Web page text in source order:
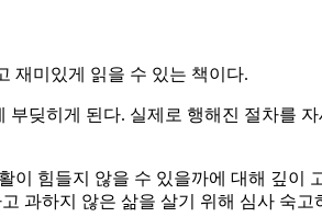
재미있게 읽을 수 있는 책이다.
딪히게 된다. 실제로 행해진 절차를
힘들지 않을 수 있을까에 대해 깊이
과하지 않은 삶을 살기 위해 심사 숙고